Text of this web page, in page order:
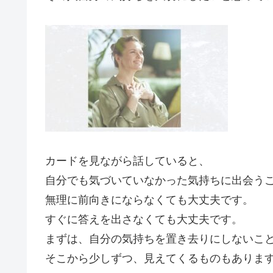
カードを見ながら話していると、
自分でも気づいていなかった気持ちに出会う
無理に前向きにならなくても大丈夫です。
すぐに答えを出さなくても大丈夫です。
まずは、自分の気持ちを置き去りにしないこと
そこから少しずつ、見えてくるものもありま